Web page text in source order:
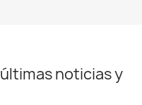
noticias y